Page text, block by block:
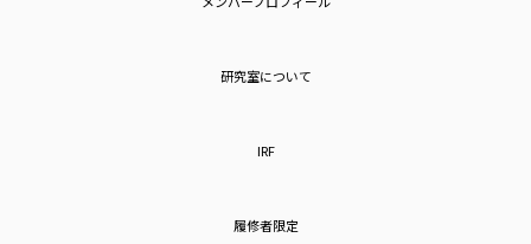
研究室について
IRF
履修者限定